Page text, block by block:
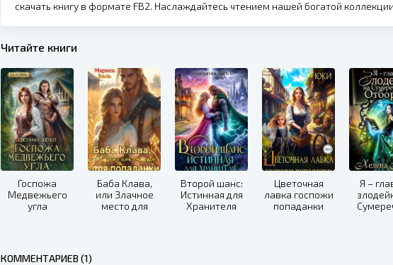
скачать книгу в формате FB2. Наслаждайтесь чтением нашей богатой
Читайте книги
Госпожа
Медвежьего
угла
Баба Клава,
или Злачное
место для
Второй шанс:
Истинная для
Хранителя
Цветочная
лавка госпожи
попаданки
Я –
КОММЕНТАРИЕВ (1)